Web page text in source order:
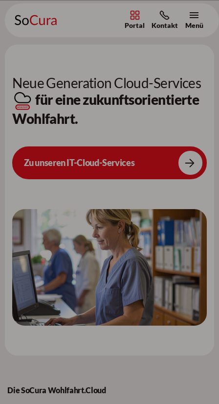
Portal Kontakt Menü
Neue Generation Cloud-Services
für eine zukunftsorientierte
Wohlfahrt.
Zu unseren IT-Cloud-Services
Die SoCura Wohlfahrt.Cloud